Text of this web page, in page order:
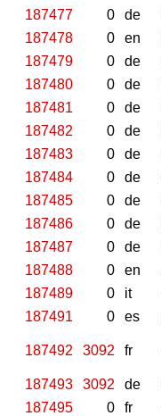
187477
0 de
187478
0 en
187479
0 de
187480
0 de
187481
0 de
187482
0 de
187483
0 de
187484
0 de
187485
0 de
187486
0 de
187487
0 de
187488
0 en
187489
0 it
187491
0 es
187492 3092 fr
187493
3092 de
187495
0 fr